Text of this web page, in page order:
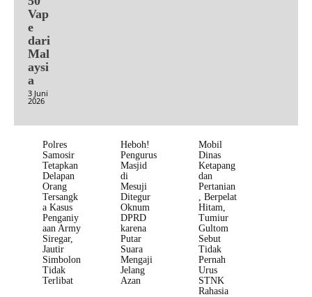
Vap
e
dari
Mal
aysi
a
3 Juni
2026
Polres
Samosir
Tetapkan
Delapan
Orang
Tersangk
a Kasus
Penganiy
aan Army
Siregar,
Jautir
Simbolon
Tidak
Terlibat
Heboh!
Pengurus
Masjid
di
Mesuji
Ditegur
Oknum
DPRD
karena
Putar
Suara
Mengaji
Jelang
Azan
Mobil
Dinas
Ketapang
dan
Pertanian
, Berpelat
Hitam,
Tumiur
Gultom
Sebut
Tidak
Pernah
Urus
STNK
Rahasia